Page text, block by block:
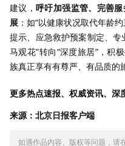
建议，呼吁加强监管、完善
展 ：如“以健康状况取代年龄
提示、应急救护预案制定、专
马观花”转向“深度旅居”，积
族真正享有有尊严、有品质的
更多热点速报、权威资讯、
来源：北京日报客户端
如遇作品内容、版权等问题，请